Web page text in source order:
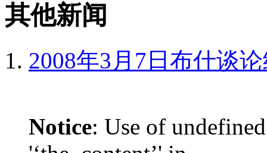
其他新闻
2008年3月7日布什谈
Notice: Use of